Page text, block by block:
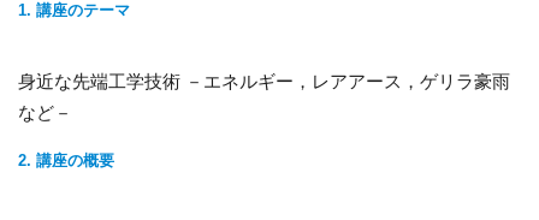
1. 講座のテーマ
身近な先端工学技術 －エネルギー，レアアース，ゲリラ豪雨
など－
2. 講座の概要